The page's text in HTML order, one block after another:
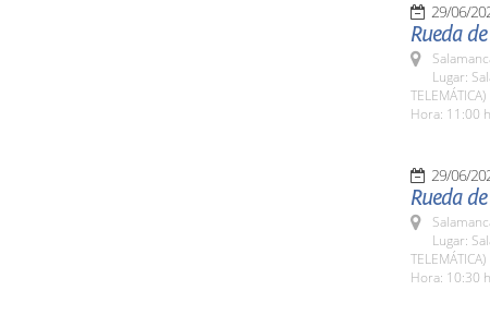
29/06/
Rueda
Lugar:
TELEMÁTICA)
Hora: 11:00
29/06/
Rueda
Lugar:
TELEMÁTICA)
Hora: 10:30